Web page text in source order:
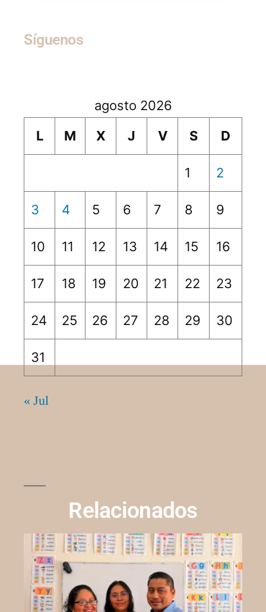
Síguenos
agosto 2026
L
M X J V S D
1 2
3 4 5 6 7 8 9
10 11 12 13 14 15 16
17 18 19 20 21 22 23
24 25 26 27 28 29 30
31
« Jul
Relacionados